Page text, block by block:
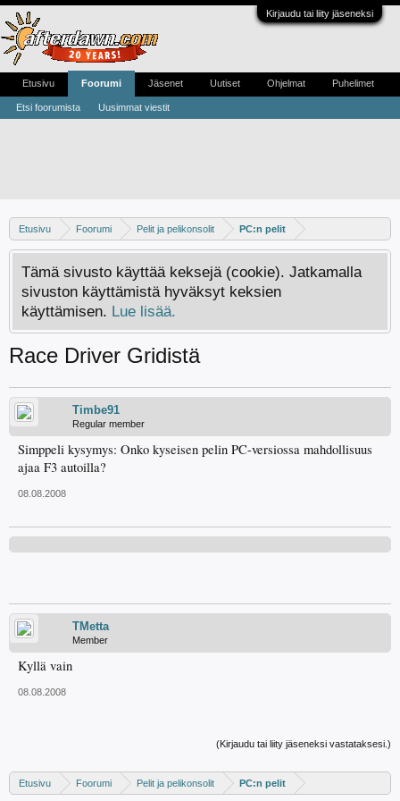
Kirjaudu tai liity jäseneksi
Etusivu Foorumi Pelit ja pelikonsolit PC:n pelit
Tämä sivusto käyttää keksejä (cookie). Jatkamalla
sivuston käyttämistä hyväksyt keksien
käyttämisen. Lue lisää.
Race Driver Gridistä
Timbe91
Regular member
Simppeli kysymys: Onko kyseisen pelin PC-versiossa mahdollisuus
ajaa F3 autoilla?
08.08.2008
TMetta
Member
Kyllä vain
08.08.2008
(Kirjaudu tai liity jäseneksi vastataksesi.)
Etusivu Foorumi Pelit ja pelikonsolit PC:n pelit
Etusivu Foorumi
Etsi foorumista Uusimmat viestit
Jäsenet Uutiset Ohjelmat Puhelimet